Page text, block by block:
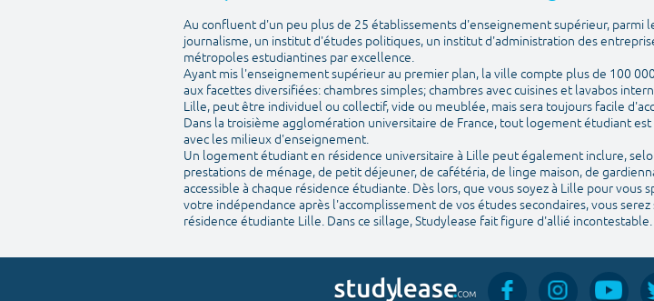
Au confluent d'un peu plus de 25 établissements d'enseignement supérieur, parmi
journalisme, un institut d'études politiques, un institut d'administration des
métropoles estudiantines par excellence.
Ayant mis l'enseignement supérieur au premier plan, la ville compte plus de 100
aux facettes diversifiées: chambres simples; chambres avec cuisines et lavabos
Lille, peut être individuel ou collectif, vide ou meublée, mais sera toujours facile
Dans la troisième agglomération universitaire de France, tout logement étudiant
avec les milieux d'enseignement.
Un logement étudiant en résidence universitaire à Lille peut également inclure,
prestations de ménage, de petit déjeuner, de cafétéria, de linge maison, de
accessible à chaque résidence étudiante. Dès lors, que vous soyez à Lille pour
votre indépendance après l'accomplissement de vos études secondaires, vous
résidence étudiante Lille. Dans ce sillage, Studylease fait figure d'allié incontestable.